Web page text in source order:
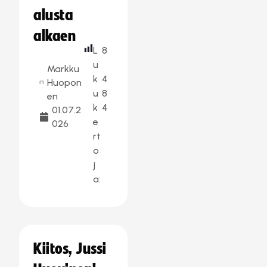
alusta
alkaen
Markku
Huopon
en
01.07.2
026
L
u
k
u
k
e
rt
o
j
a:
8
4
8
4
Kiitos, Jussi